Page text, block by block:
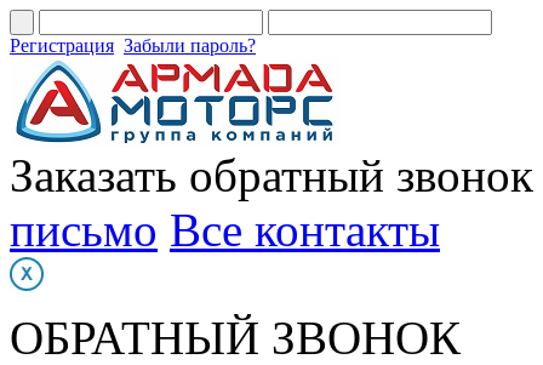
Регистрация Забыли пароль?
Заказать обратный звонок
письмо Все контакты
ОБРАТНЫЙ ЗВОНОК